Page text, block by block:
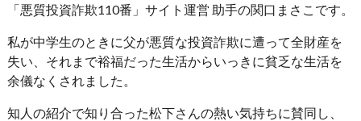
「悪質投資詐欺110番」サイト運営 助手の関口まさこです。
私が中学生のときに父が悪質な投資詐欺に遭って全財産を
失い、それまで裕福だった生活からいっきに貧乏な生活を
余儀なくされました。
知人の紹介で知り合った松下さんの熱い気持ちに賛同し、